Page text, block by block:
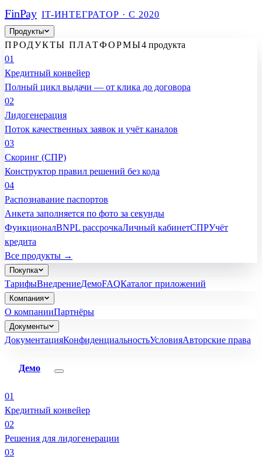
FinPay IT-ИНТЕГРАТОР · С 2020
Продукты
ПРОДУКТЫ ПЛАТФОРМЫ4 продукта
01
Кредитный конвейер
Полный цикл выдачи — от клика до договора
02
Лидогенерация
Поток качественных заявок и учёт каналов
03
Скоринг (СПР)
Конструктор правил решений без кода
04
Распознавание паспортов
Анкета заполняется по фото за секунды
ФункционалBNPL рассрочкаЛичный кабинетСПРУчёт
кредита
Все продукты →
Покупка
ТарифыВнедрениеДемоFAQКаталог приложений
Компания
О компанииПартнёры
Документы
ДокументацияКонфиденциальностьУсловияАвторские права
Демо
01
Кредитный конвейер
02
Решения для лидогенерации
03